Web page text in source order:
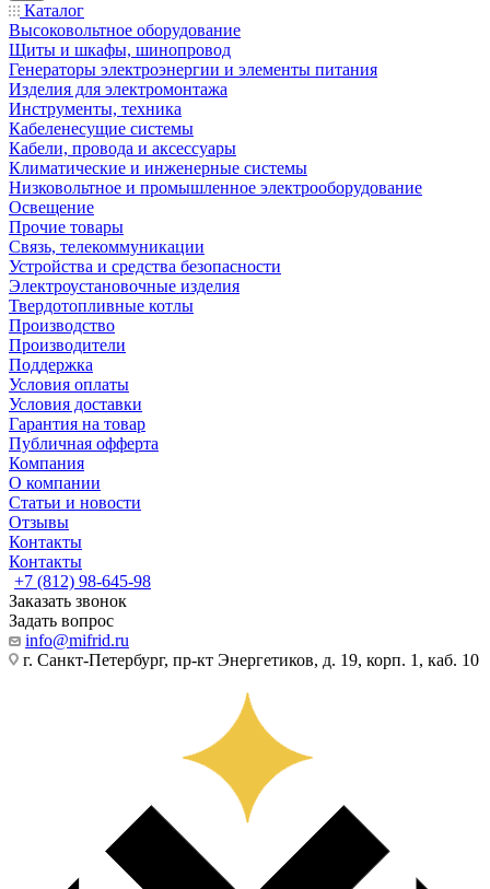
Каталог
Высоковольтное оборудование
Щиты и шкафы, шинопровод
Генераторы электроэнергии и элементы питания
Изделия для электромонтажа
Инструменты, техника
Кабеленесущие системы
Кабели, провода и аксессуары
Климатические и инженерные системы
Низковольтное и промышленное электрооборудование
Освещение
Прочие товары
Связь, телекоммуникации
Устройства и средства безопасности
Электроустановочные изделия
Твердотопливные котлы
Производство
Производители
Поддержка
Условия оплаты
Условия доставки
Гарантия на товар
Публичная офферта
Компания
О компании
Статьи и новости
Отзывы
Контакты
Контакты
+7 (812) 98-645-98
Заказать звонок
Задать вопрос
info@mifrid.ru
г. Санкт-Петербург, пр-кт Энергетиков, д. 19, корп. 1, каб. 10